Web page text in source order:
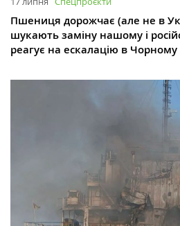
Пшениця дорожчає (але не в
шукають заміну нашому і
реагує на ескалацію в Чорному